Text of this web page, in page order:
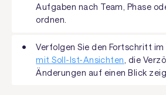
Aufgaben nach Team, Phase
ordnen.
Verfolgen Sie den Fortschritt im
mit Soll-Ist-Ansichten , die
Änderungen auf einen Blick